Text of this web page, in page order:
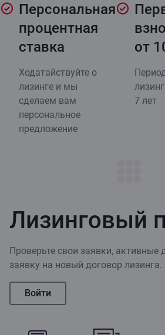
Персональная
процентная
ставка
Ходатайствуйте о
лизинге и мы
сделаем вам
персональное
предложение
от
7 лет
Лизинговый
Проверьте свои заявки, активные
заявку на новый договор лизинга.
Войти